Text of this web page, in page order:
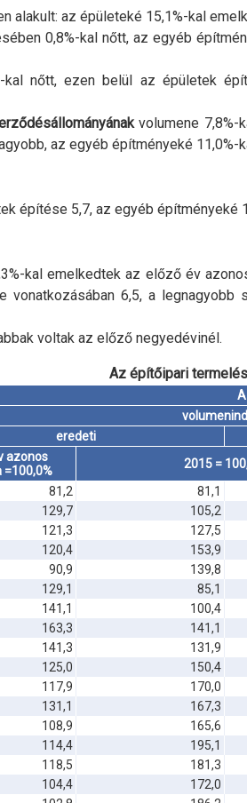
alakult: az épületeké 15,1%-kal
0,8%-kal nőtt, az egyéb
kal nőtt, ezen belül az épületek
volumene 7,8%-
az egyéb építményeké 11,0%-
építése 5,7, az egyéb építményeké
%-kal emelkedtek az előző év
6,5, a legnagyobb
voltak az előző negyedévinél.
Az építőipari termelés
eredeti
azonos
=100,0%
2015 =
81,2 81,1
129,7 105,2
121,3 127,5
120,4 153,9
90,9 139,8
129,1 85,1
141,1 100,4
163,3 141,1
141,3 131,9
125,0 150,4
117,9 170,0
131,1 167,3
108,9 165,6
114,4 195,1
118,5 181,3
104,4 172,0